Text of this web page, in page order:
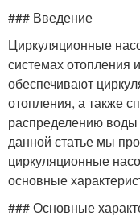
### Введение
Циркуляционные
системах отопления
обеспечивают
отопления, а также
распределению
данной статье мы
циркуляционные
основные
### Основные